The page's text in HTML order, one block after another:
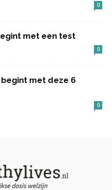
0
met een test
0
met deze 6
0